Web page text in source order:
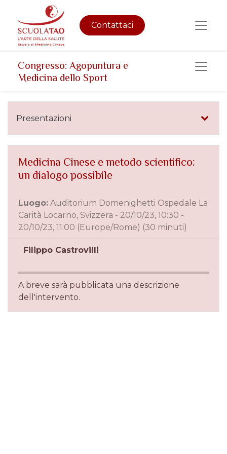
Contattaci
Congresso: Agopuntura e
Medicina dello Sport
Presentazioni
Medicina Cinese e metodo scientifico:
un dialogo possibile
Luogo: Auditorium Domenighetti Ospedale La
Carità Locarno, Svizzera - 20/10/23, 10:30 -
20/10/23, 11:00 ( Europe/Rome) (30 minuti)
Filippo Castrovilli
A breve sarà pubblicata una descrizione
dell'intervento.